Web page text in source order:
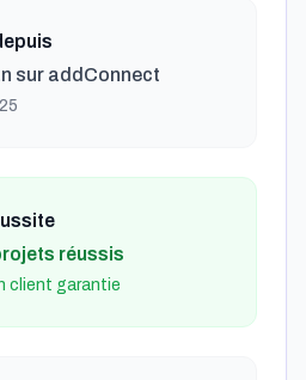
sur addConnect
réussis
client garantie